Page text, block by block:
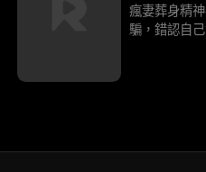
瘋妻葬身精
騙，錯認自